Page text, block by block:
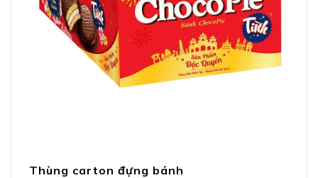
Thùng carton đựng bánh